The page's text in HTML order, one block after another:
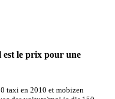
est le prix pour une
taxi en 2010 et mobizen